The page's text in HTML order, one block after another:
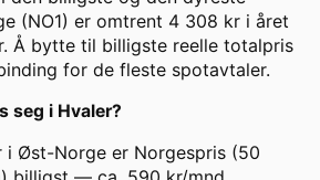
(NO1) er omtrent 4 308 kr i året
Å bytte til billigste reelle totalpris
for de fleste spotavtaler.
seg i Hvaler?
i Øst-Norge er Norgespris (50